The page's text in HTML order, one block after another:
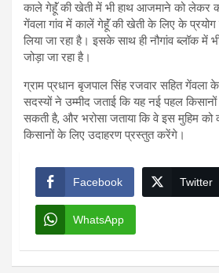
काले गेहॅूं की खेती में भी हाथ आजमाने को लेकर
गेंवला गांव में कालें गेहॅूं की खेती के लिए के प्रयोग
लिया जा रहा है। इसके साथ ही नौगांव ब्लॉक में
जोड़ा जा रहा है।
ग्राम प्रधान बृजपाल सिंह रजवार सहित गेंवला के
सदस्यों ने उम्मीद जताई कि यह नई पहल किसानों
सकती है, और भरोसा जताया कि वे इस मुहिम को
किसानों के लिए उदाहरण प्रस्तुत करेंगे।
Facebook Twitter
WhatsApp